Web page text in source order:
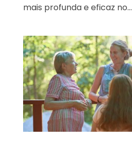
mais profunda e eficaz no...